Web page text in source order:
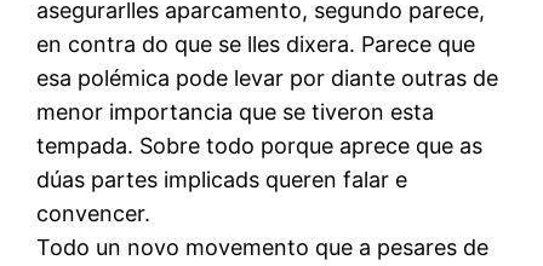
asegurarlles aparcamento, segundo parece,
en contra do que se lles dixera. Parece que
esa polémica pode levar por diante outras de
menor importancia que se tiveron esta
tempada. Sobre todo porque aprece que as
dúas partes implicads queren falar e
convencer.
Todo un novo movemento que a pesares de